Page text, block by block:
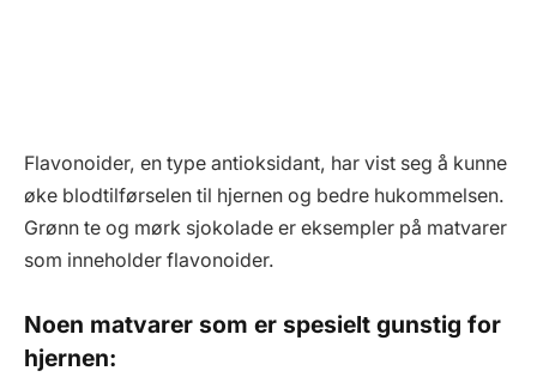
Flavonoider, en type antioksidant, har vist seg å kunne
øke blodtilførselen til hjernen og bedre hukommelsen.
Grønn te og mørk sjokolade er eksempler på matvarer
som inneholder flavonoider.
Noen matvarer som er spesielt gunstig for
hjernen: